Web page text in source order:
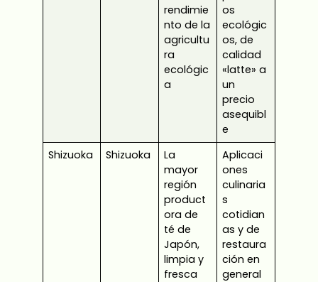
rendimie
nto de la
agricultu
ra
ecológic
a
os
ecológic
os, de
calidad
«latte» a
un
precio
asequibl
e
Shizuoka
Shizuoka
La
mayor
región
product
ora de
té de
Japón,
limpia y
fresca
Aplicaci
ones
culinaria
s
cotidian
as y de
restaura
ción en
general